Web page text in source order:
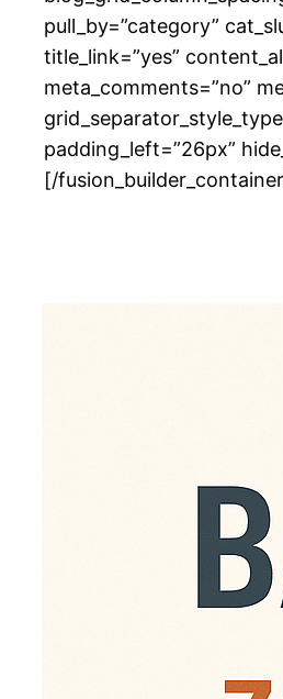
pull_by=”category”
title_link=”yes”
meta_comments=”no”
padding_left=”26px”
[/